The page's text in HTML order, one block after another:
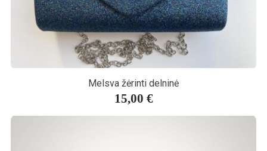
Melsva žėrinti delninė
15,00 €